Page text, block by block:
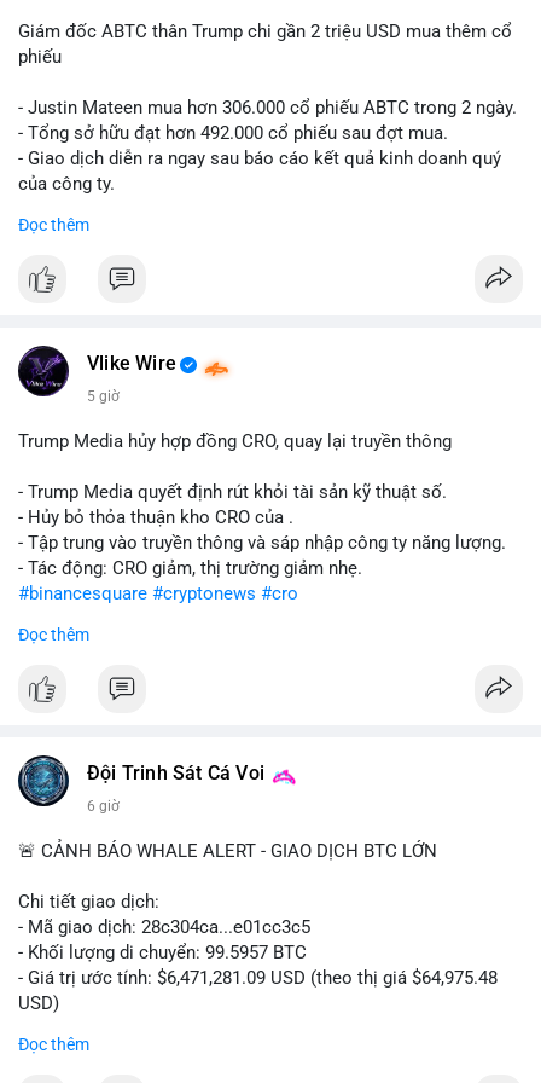
Giám đốc ABTC thân Trump chi gần 2 triệu USD mua thêm cổ
phiếu
- Justin Mateen mua hơn 306.000 cổ phiếu ABTC trong 2 ngày.
- Tổng sở hữu đạt hơn 492.000 cổ phiếu sau đợt mua.
- Giao dịch diễn ra ngay sau báo cáo kết quả kinh doanh quý
của công ty.
#abtc #cryptonews
$btc $eth
📰 Nguồn: CoinDesk
Đọc thêm
Vlike Wire
5 giờ
Trump Media hủy hợp đồng CRO, quay lại truyền thông
- Trump Media quyết định rút khỏi tài sản kỹ thuật số.
- Hủy bỏ thỏa thuận kho CRO của .
- Tập trung vào truyền thông và sáp nhập công ty năng lượng.
- Tác động: CRO giảm, thị trường giảm nhẹ.
#binancesquare #cryptonews #cro
$cro
#vlikevn #titanbot
Đọc thêm
Đội Trinh Sát Cá Voi
6 giờ
🚨 CẢNH BÁO WHALE ALERT - GIAO DỊCH BTC LỚN
Chi tiết giao dịch:
- Mã giao dịch: 28c304ca...e01cc3c5
- Khối lượng di chuyển: 99.5957 BTC
- Giá trị ước tính: $6,471,281.09 USD (theo thị giá $64,975.48
USD)
Đọc thêm